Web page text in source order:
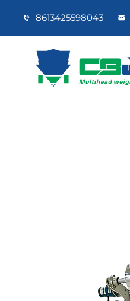
8613425598043